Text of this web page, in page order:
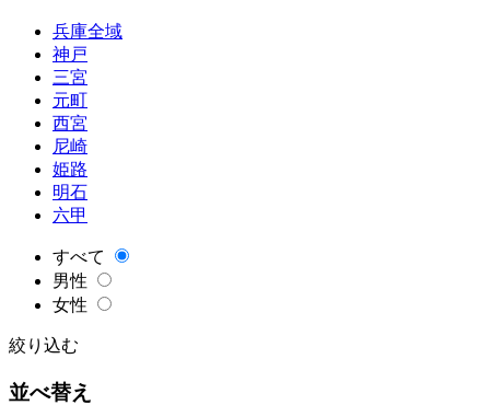
兵庫全域
神戸
三宮
元町
西宮
尼崎
姫路
明石
六甲
すべて
男性
女性
絞り込む
並べ替え